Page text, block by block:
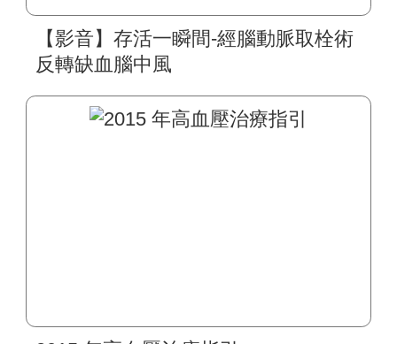
【影音】存活一瞬間-經腦動脈取栓術
反轉缺血腦中風